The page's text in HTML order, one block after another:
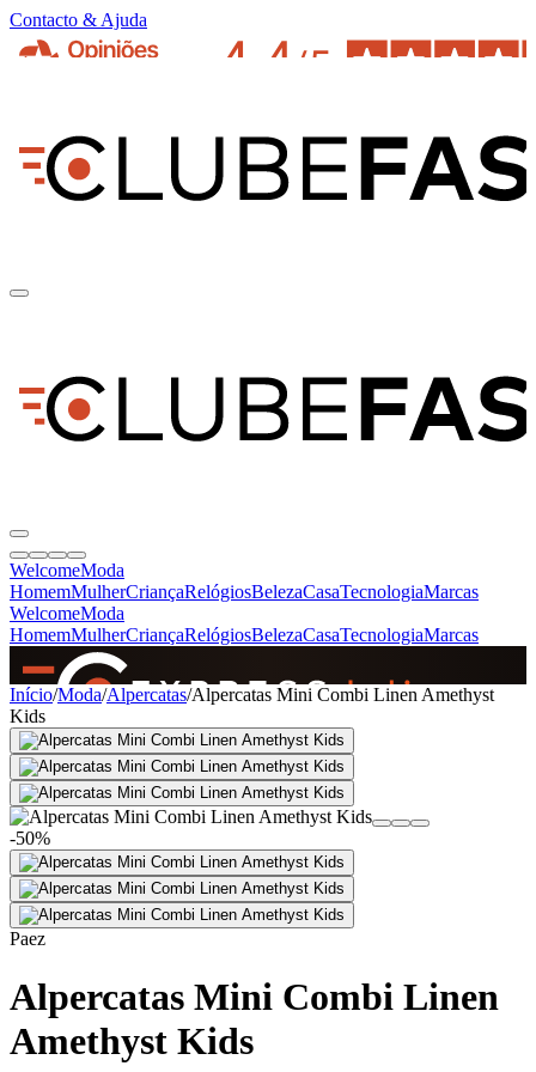
Contacto & Ajuda
WelcomeModa
HomemMulherCriançaRelógiosBelezaCasaTecnologiaMarcas
WelcomeModa
HomemMulherCriançaRelógiosBelezaCasaTecnologiaMarcas
SINCE 2005
+de 36.000 reviews
Início/Moda/Alpercatas/Alpercatas Mini Combi Linen Amethyst
Kids
-50%
Paez
Alpercatas Mini Combi Linen
Amethyst Kids